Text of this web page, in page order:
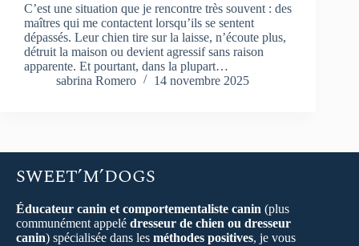
C’est une situation que je rencontre très souvent : des
maîtres qui me contactent lorsqu’ils se sentent
dépassés. Leur chien tire sur la laisse, n’écoute plus,
détruit la maison ou devient agressif sans raison
apparente. Et pourtant, dans la plupart…
sabrina Romero
14 novembre 2025
SWEET’M’DOGS
Éducateur canin et comportementaliste canin (plus
communément appelé dresseur de chien ou dresseur
canin) spécialisée dans les méthodes positives, je vous